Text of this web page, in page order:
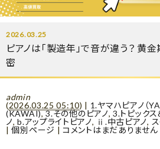
2026.03.25
ピアノは「製造年」で音が違う？ 黄
密
admin
(2026.03.25 05:10) | 1.ヤマハピアノ（
(KAWAI),3.その他のピアノ,3.トピック
ノ,b.アップライトピアノ, ⅱ.中古ピアノ,
|個別ページ |コメントはまだありません